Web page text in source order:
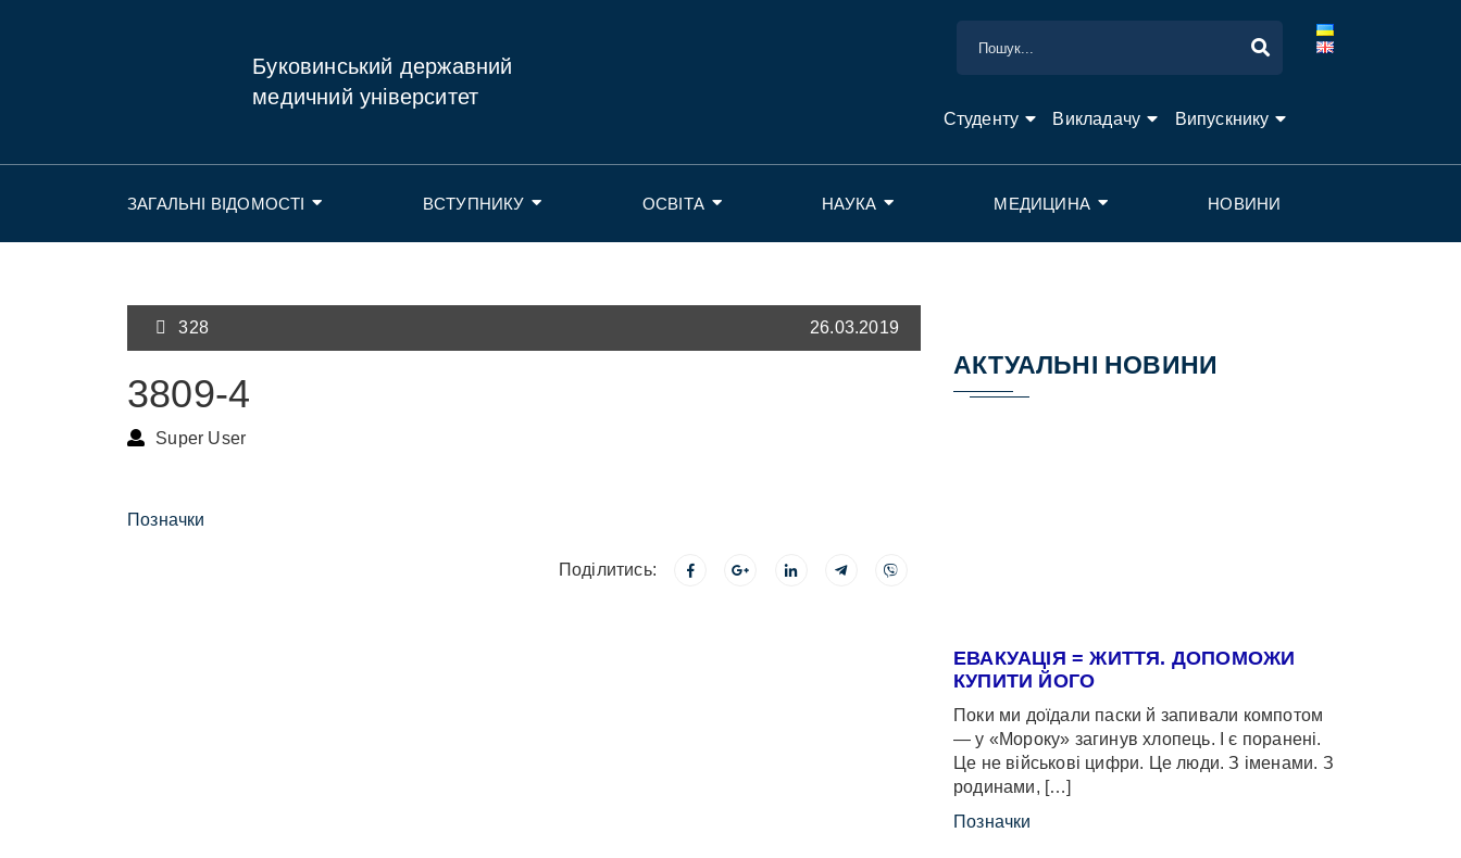
Буковинський державний
медичний університет
Студенту Викладачу Випускнику
ЗАГАЛЬНІ ВІДОМОСТІ ВСТУПНИКУ ОСВІТА НАУКА МЕДИЦИНА НОВИНИ
328 26.03.2019
3809-4
Super User
Позначки
Поділитись:
АКТУАЛЬНІ НОВИНИ
ЕВАКУАЦІЯ = ЖИТТЯ. ДОПОМОЖИ
КУПИТИ ЙОГО
Поки ми доїдали паски й запивали компотом
— у «Мороку» загинув хлопець. І є поранені.
Це не військові цифри. Це люди. З іменами. З
родинами, […]
Позначки